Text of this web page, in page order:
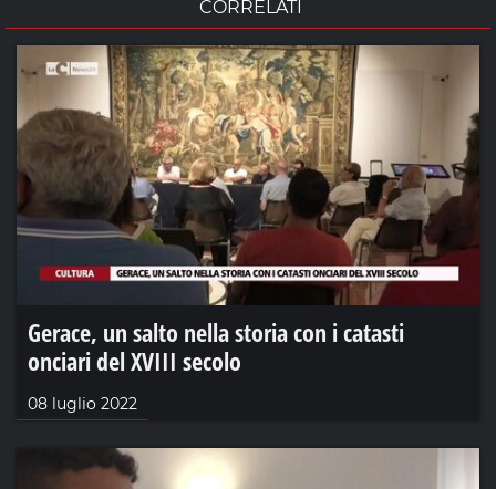
CORRELATI
Gerace, un salto nella storia con i catasti
onciari del XVIII secolo
08 luglio 2022